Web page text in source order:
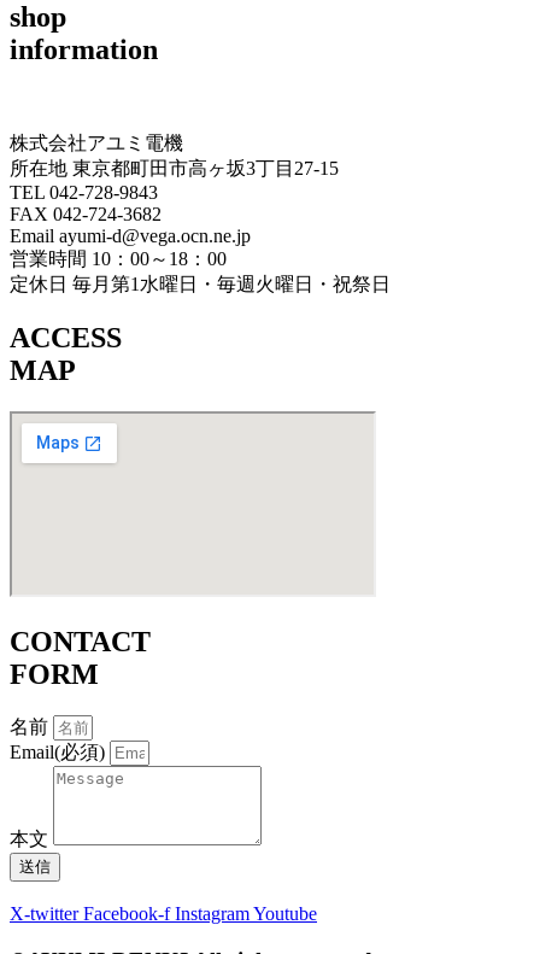
shop
information
株式会社アユミ電機
所在地 東京都町田市高ヶ坂3丁目27‐15
TEL 042-728-9843
FAX 042-724-3682
Email ayumi-d@vega.ocn.ne.jp
営業時間 10：00～18：00
定休日 毎月第1水曜日・毎週火曜日・祝祭日
ACCESS
MAP
CONTACT
FORM
名前
Email(必須)
本文
送信
X-twitter Facebook-f InstagramYoutube